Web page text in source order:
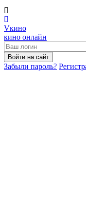
Vкино
кино онлайн
Войти на сайт
Забыли пароль?